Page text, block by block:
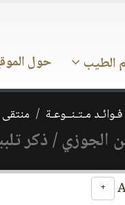
الطيب حول
فـوائـد مـتـنــوعـة منتقى
الجوزي / ذكر
+